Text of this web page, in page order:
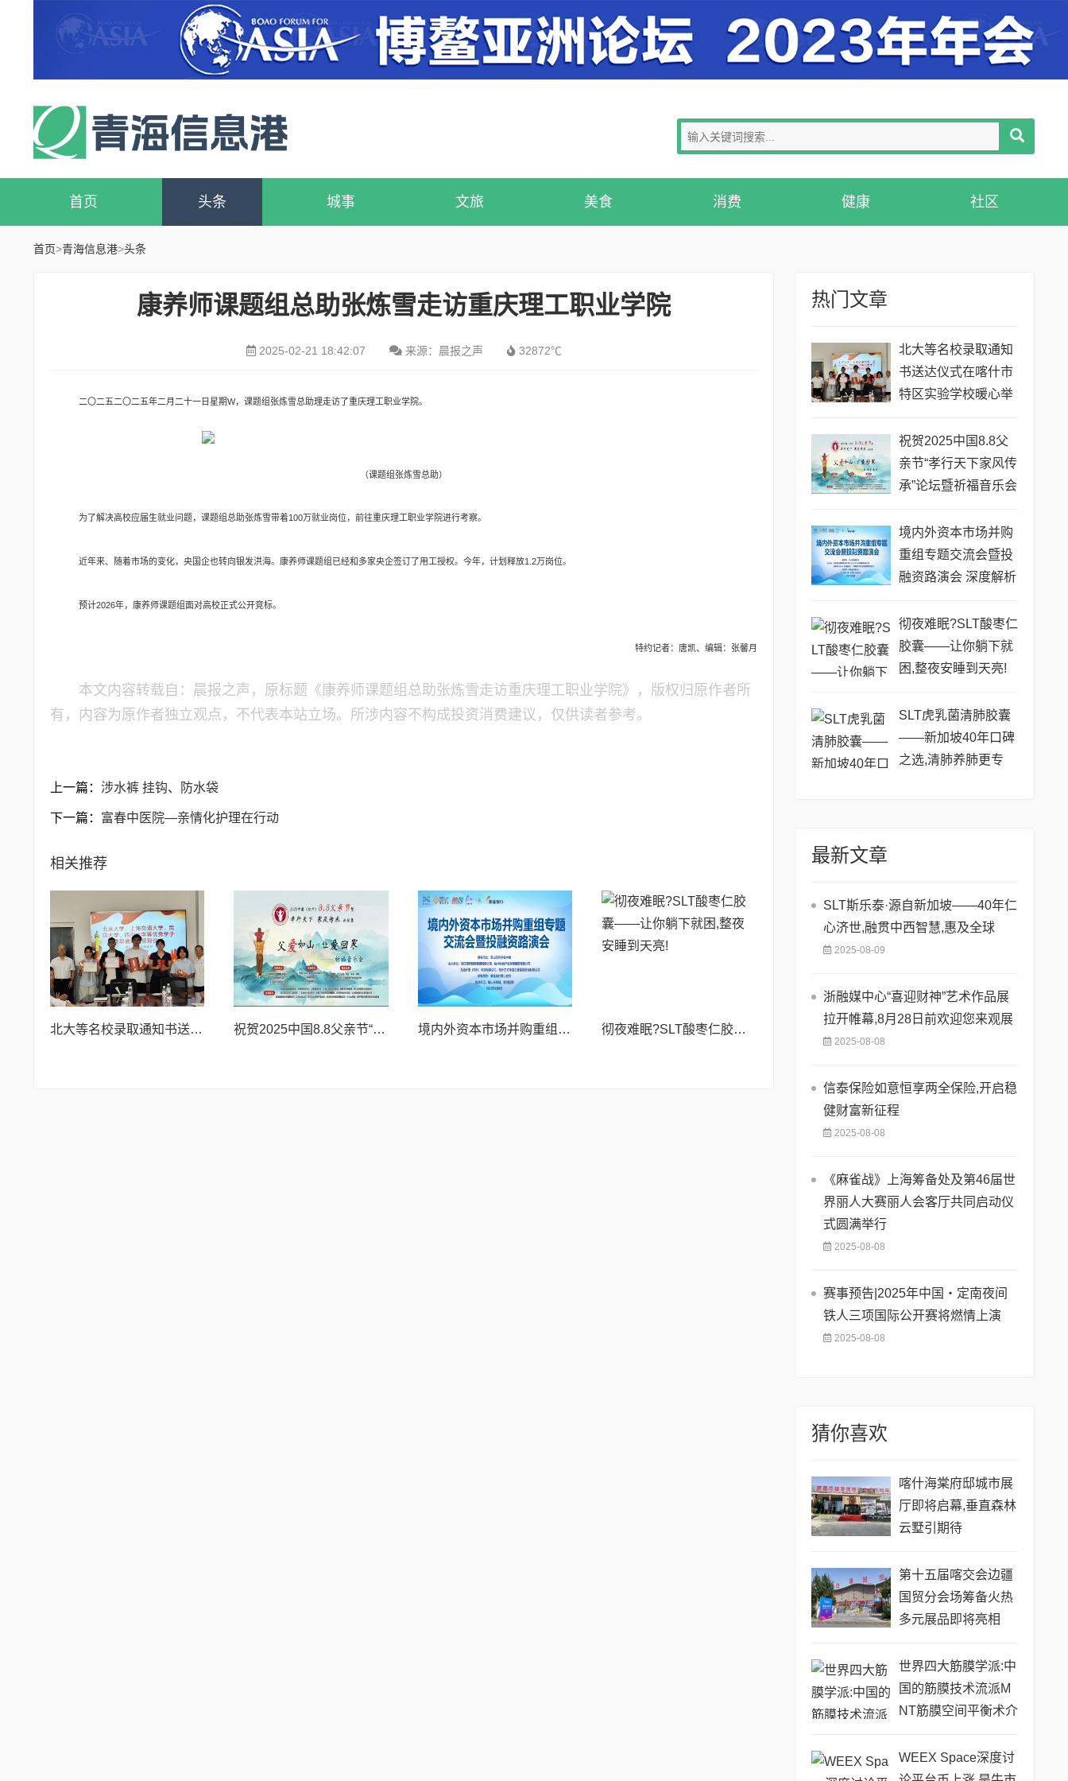
首页 头条 城事 文旅 美食 消费 健康 社区
首页>青海信息港>头条
康养师课题组总助张炼雪走访重庆理工职业学院
2025-02-21 18:42:07 来源：晨报之声 32872℃
二〇二五二〇二五年二月二十一日星期W，课题组张炼雪总助理走访了重庆理工职业学院。
（课题组张炼雪总助）
为了解决高校应届生就业问题，课题组总助张炼雪带着100万就业岗位，前往重庆理工职业学院进行考察。
近年来、随着市场的变化，央国企也转向银发洪海。康养师课题组已经和多家央企签订了用工授权。今年，计划释放1.2万岗位。
预计2026年，康养师课题组面对高校正式公开竞标。
特约记者：唐凯、编辑：张馨月
本文内容转载自：晨报之声，原标题《康养师课题组总助张炼雪走访重庆理工职业学院》，版权归原作者所
有，内容为原作者独立观点，不代表本站立场。所涉内容不构成投资消费建议，仅供读者参考。
上一篇： 涉水裤 挂钩、防水袋
下一篇： 富春中医院—亲情化护理在行动
相关推荐
北大等名校录取通知书送达仪式在喀什市特区实验学校暖心举行 祝贺2025中国8.8父亲节“孝行天下家风传承”论坛暨祈福音乐会圆满成功 境内外资本市场并购重组专题交流会暨投融资路演会 深度解析驱动企业资本战略升级 彻夜难眠?SLT酸枣仁胶囊——让你躺下就困,整夜安睡到天亮!
热门文章
北大等名校录取通知
书送达仪式在喀什市
特区实验学校暖心举
祝贺2025中国8.8父
亲节“孝行天下家风传
承”论坛暨祈福音乐会
境内外资本市场并购
重组专题交流会暨投
融资路演会 深度解析
级
彻夜难眠?SLT酸枣仁
胶囊——让你躺下就
困,整夜安睡到天亮!
SLT虎乳菌清肺胶囊
——新加坡40年口碑
之选,清肺养肺更专
最新文章
SLT斯乐泰·源自新加坡——40年仁
心济世,融贯中西智慧,惠及全球
2025-08-09
浙融媒中心“喜迎财神”艺术作品展
拉开帷幕,8月28日前欢迎您来观展
2025-08-08
信泰保险如意恒享两全保险,开启稳
健财富新征程
2025-08-08
《麻雀战》上海筹备处及第46届世
界丽人大赛丽人会客厅共同启动仪
式圆满举行
2025-08-08
赛事预告|2025年中国・定南夜间
铁人三项国际公开赛将燃情上演
2025-08-08
猜你喜欢
喀什海棠府邸城市展
厅即将启幕,垂直森林
云墅引期待
第十五届喀交会边疆
国贸分会场筹备火热
多元展品即将亮相
世界四大筋膜学派:中
国的筋膜技术流派M
NT筋膜空间平衡术介
WEEX Space深度讨